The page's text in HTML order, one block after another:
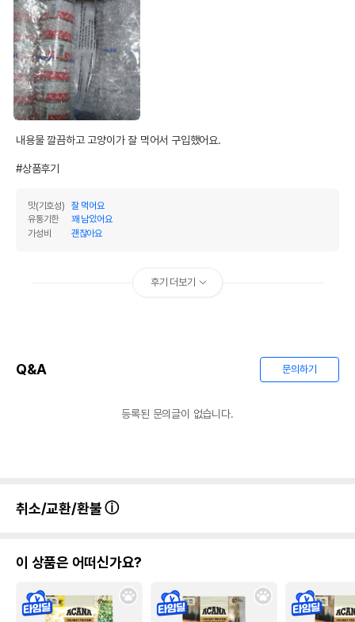
내용물 깔끔하고 고양이가 잘 먹어서 구입했어요.
#상품후기
맛(기호성)
잘 먹어요
유통기한
꽤 남았어요
가성비
괜찮아요
후기 더보기
Q&A 문의하기
등록된 문의글이 없습니다.
취소/교환/환불
이 상품은 어떠신가요?